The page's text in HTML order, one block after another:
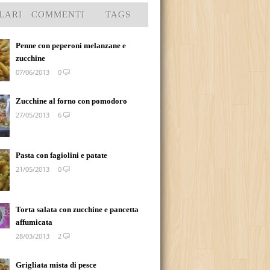
COMMENTI TAGS
Penne con peperoni melanzane e
zucchine
07/06/2013
0
Zucchine al forno con pomodoro
27/05/2013
6
Pasta con fagiolini e patate
21/05/2013
0
Torta salata con zucchine e pancetta
affumicata
28/03/2013
2
Grigliata mista di pesce